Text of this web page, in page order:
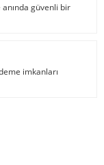
güvenli bir
imkanları